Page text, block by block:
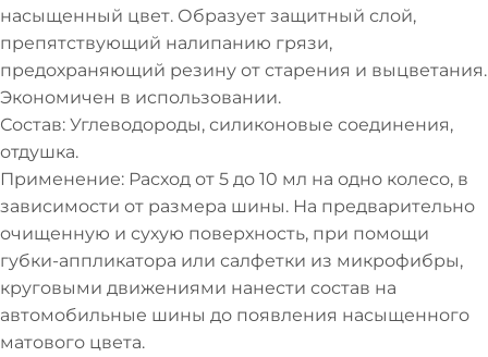
насыщенный цвет. Образует защитный слой,
препятствующий налипанию грязи,
предохраняющий резину от старения и выцветания.
Экономичен в использовании.
Состав: Углеводороды, силиконовые соединения,
отдушка.
Применение: Расход от 5 до 10 мл на одно колесо, в
зависимости от размера шины. На предварительно
очищенную и сухую поверхность, при помощи
губки-аппликатора или салфетки из микрофибры,
круговыми движениями нанести состав на
автомобильные шины до появления насыщенного
матового цвета.